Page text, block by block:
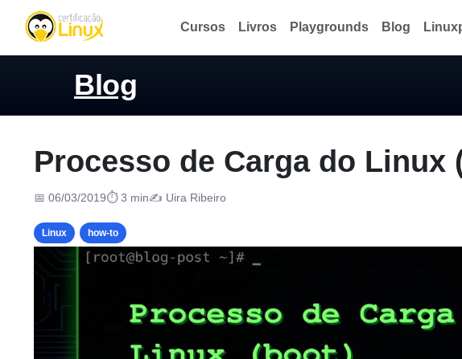
Cursos Livros Playgrounds Blog
Blog
Processo de Carga do Linux
📅 06/03/2019⏱ 3 min✍️ Uira Ribeiro
Linux how-to